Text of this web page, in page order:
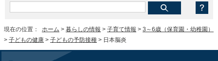
現在の位置： ホーム > 暮らしの情報 > 子育て情報 > 3～6歳（保育園・幼稚園）
> 子どもの健康 > 子どもの予防接種 > 日本脳炎